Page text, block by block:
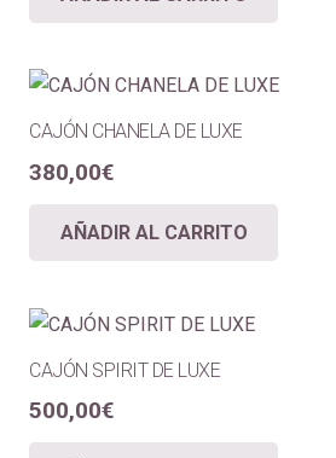
CAJÓN CHANELA DE LUXE
380,00€
AÑADIR AL CARRITO
CAJÓN SPIRIT DE LUXE
500,00€